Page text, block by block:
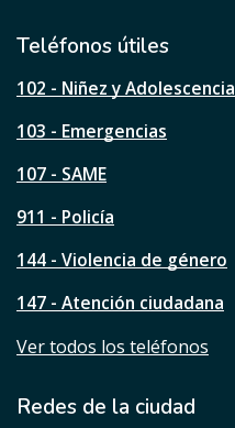
l
s
a
á
i
a
Teléfonos útiles
102 - Niñez y Adolescencia
103 - Emergencias
107 - SAME
911 - Policía
144 - Violencia de género
147 - Atención ciudadana
Ver todos los teléfonos
Redes de la ciudad